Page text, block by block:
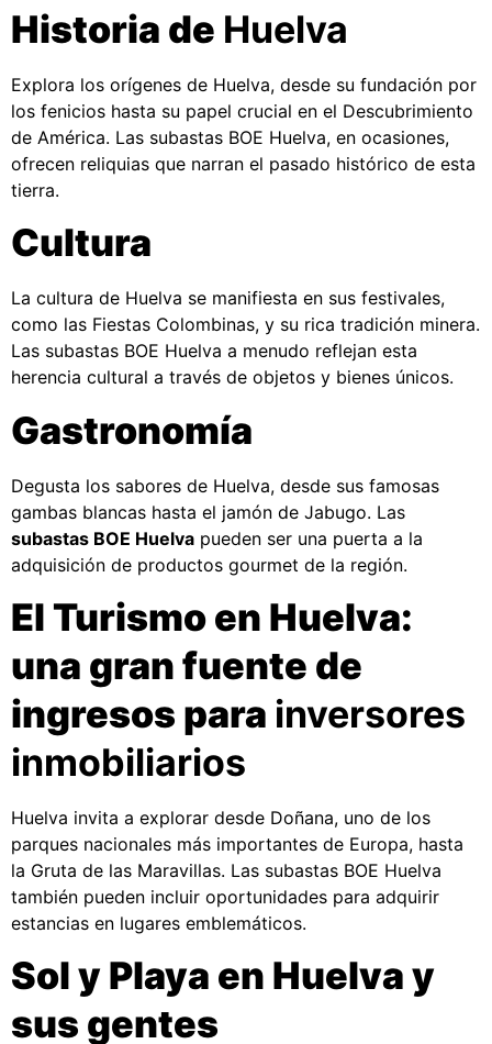
Historia de Huelva
Explora los orígenes de Huelva, desde su fundación por
los fenicios hasta su papel crucial en el Descubrimiento
de América. Las subastas BOE Huelva, en ocasiones,
ofrecen reliquias que narran el pasado histórico de esta
tierra.
Cultura
La cultura de Huelva se manifiesta en sus festivales,
como las Fiestas Colombinas, y su rica tradición minera.
Las subastas BOE Huelva a menudo reflejan esta
herencia cultural a través de objetos y bienes únicos.
Gastronomía
Degusta los sabores de Huelva, desde sus famosas
gambas blancas hasta el jamón de Jabugo. Las
subastas BOE Huelva pueden ser una puerta a la
adquisición de productos gourmet de la región.
El Turismo en Huelva:
una gran fuente de
ingresos para inversores
inmobiliarios
Huelva invita a explorar desde Doñana, uno de los
parques nacionales más importantes de Europa, hasta
la Gruta de las Maravillas. Las subastas BOE Huelva
también pueden incluir oportunidades para adquirir
estancias en lugares emblemáticos.
Sol y Playa en Huelva y
sus gentes